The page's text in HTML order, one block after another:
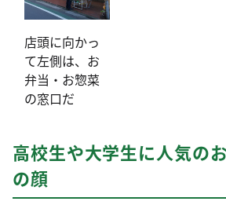
店頭に向かっ
て左側は、お
弁当・お惣菜
の窓口だ
高校生や大学生に人気の
の顔